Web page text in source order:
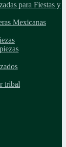
para Fiestas y
Mexicanas
tribal